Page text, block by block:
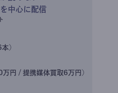
中心に配信
本)
万円 / 提携媒体買取6万円)